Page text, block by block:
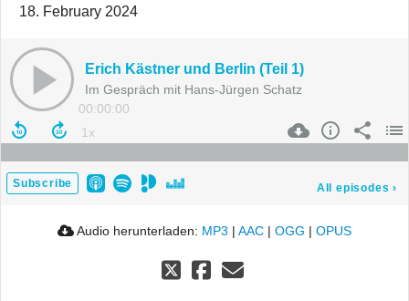
18. February 2024
Erich Kästner und Berlin (Teil 1)
Im Gespräch mit Hans-Jürgen Schatz
00:00:00
Subscribe All episodes ›
Audio herunterladen: MP3 | AAC | OGG | OPUS